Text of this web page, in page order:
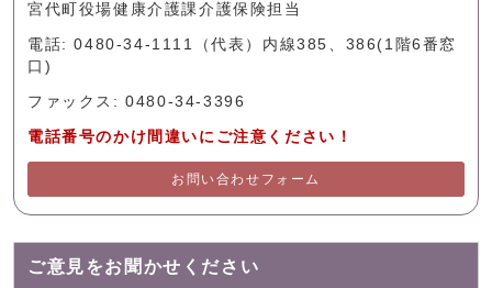
宮代町役場健康介護課介護保険担当
電話: 0480-34-1111（代表）内線385、386(1階6番窓
口)
ファックス: 0480-34-3396
電話番号のかけ間違いにご注意ください！
お問い合わせフォーム
ご意見をお聞かせください